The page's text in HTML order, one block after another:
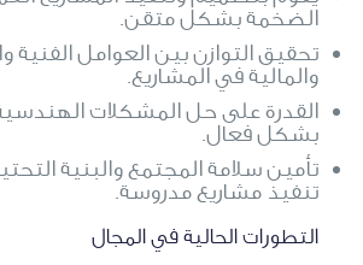
الضخمة بشكل متقن.
تحقيق التوازن بين العوامل الفنية
والمالية في المشاريع.
القدرة على حل المشكلات
بشكل فعال.
تأمين سلامة المجتمع والبنية
تنفيذ مشاريع مدروسة.
التطورات الحالية في المجال